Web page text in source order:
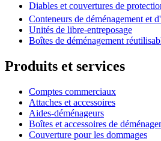
Diables et couvertures de
Conteneurs de déménagement et
Unités de libre-entreposage
Boîtes de déménagement
Produits et services
Comptes commerciaux
Attaches et accessoires
Aides-déménageurs
Boîtes et accessoires de
Couverture pour les dommages